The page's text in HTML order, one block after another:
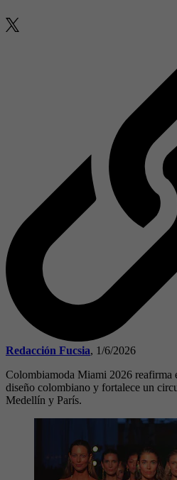
Redacción Fucsia, 1/6/2026
Colombiamoda Miami 2026 reafirma
diseño colombiano y fortalece un
Medellín y París.